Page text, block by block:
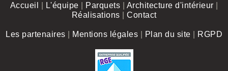
Accueil L'équipe Parquets Architecture d'intérieur
Réalisations
Contact
Les partenaires Mentions légales Plan du site RGPD